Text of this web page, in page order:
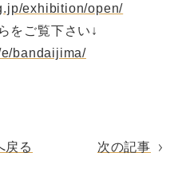
exhibition/open/
をご覧下さい↓
bandaijima/
戻る 次の記事